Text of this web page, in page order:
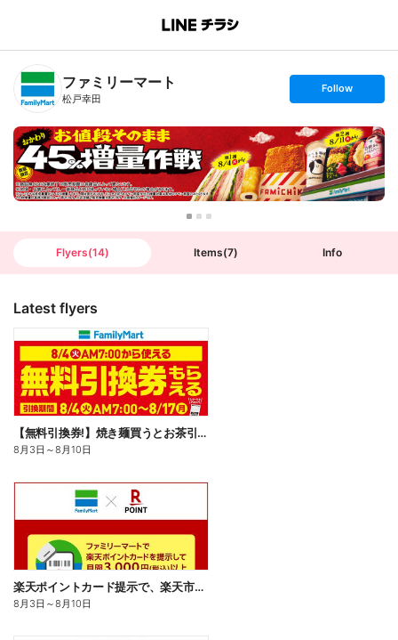
B
n
T
ファミリーマート
松戸幸田
s
t
o
l
l
o
w
Follow
Flyers(14) Items(7) Info
Latest flyers
【無料引換券!】焼き麺買うとお茶引換券貰える!
8月3日 ～8月10日
楽天ポイントカード提示で、楽天市場でのお買い物がおトクに!
8月3日 ～8月10日